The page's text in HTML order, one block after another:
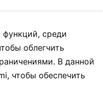
среди
облегчить
В данной
чтобы обеспечить